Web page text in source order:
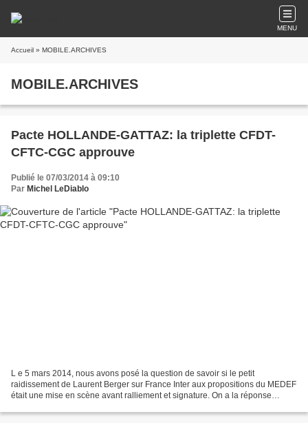
MENU
Accueil » MOBILE.ARCHIVES
MOBILE.ARCHIVES
Pacte HOLLANDE-GATTAZ: la triplette CFDT-
CFTC-CGC approuve
Publié le 07/03/2014 à 09:10
Par Michel LeDiablo
L e 5 mars 2014, nous avons posé la question de savoir si le petit
raidissement de Laurent Berger sur France Inter aux propositions du MEDEF
était une mise en scène avant ralliement et signature. On a la réponse